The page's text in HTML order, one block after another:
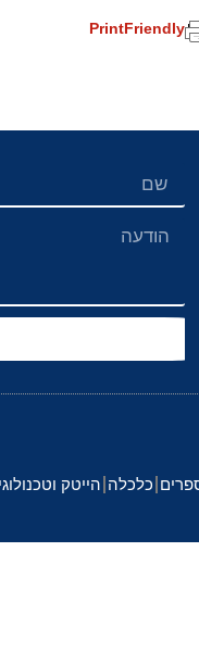
PrintFriendly
כלכלה הייטק